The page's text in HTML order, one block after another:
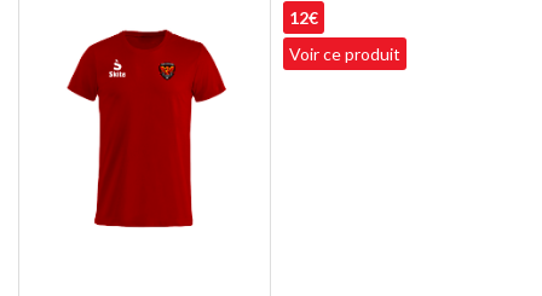
12€
Voir ce produit